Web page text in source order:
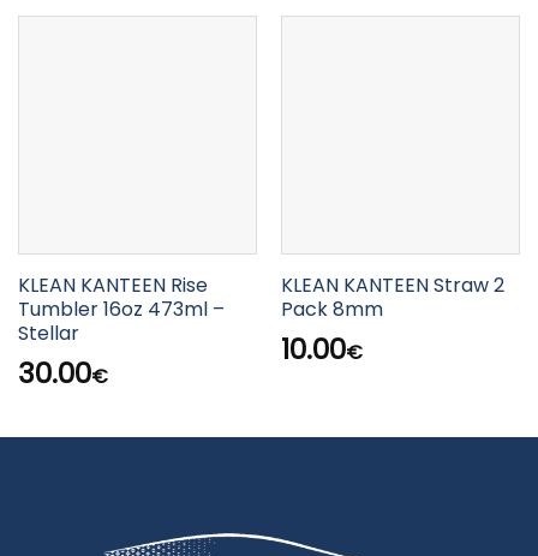
KLEAN KANTEEN Rise
Tumbler 16oz 473ml –
Stellar
30.00€
KLEAN KANTEEN Straw 2
Pack 8mm
10.00€